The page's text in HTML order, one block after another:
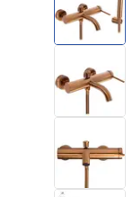
Porte
Set